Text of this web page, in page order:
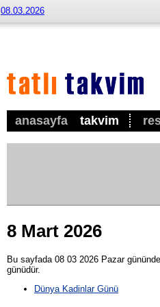
anasayfa takvim
08.03.2026
8 Mart 2026
Bu sayfada 08 03 2026 Pazar
günüdür.
Dünya Kadinlar Günü